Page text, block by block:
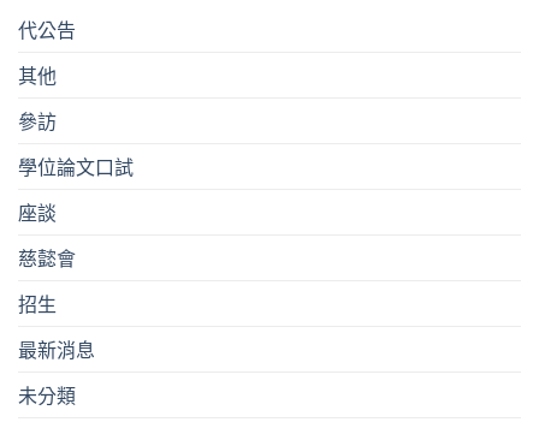
代公告
其他
參訪
學位論文口試
座談
慈懿會
招生
最新消息
未分類